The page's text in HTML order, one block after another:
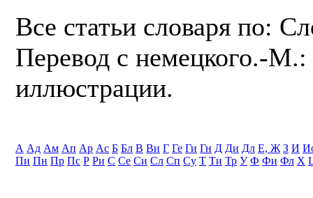
Все статьи словаря по:
Перевод с немецкого.-
иллюстрации.
А Ад Ам Ап Ар Ас Б Бл В Ви Г Ге Ги Гн Д Ди Дл Е, Ж З И
Пи Пн Пр Пс Р Ри С Се Си Сл Сп Су Т Ти Тр У Ф Фи Фл Х